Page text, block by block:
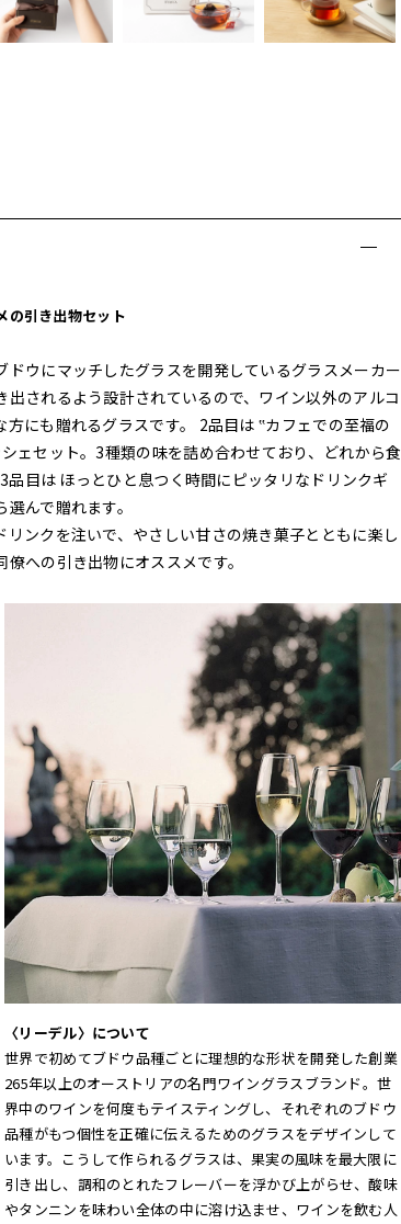
の引き出物セット
ウにマッチしたグラスを開発しているグラスメーカー
されるよう設計されているので、ワイン以外のアルコ
にも贈れるグラスです。 2品目は ‟カフェでの至福の
ェセット。3種類の味を詰め合わせており、どれから食
目は ほっとひと息つく時間にピッタリなドリンクギ
んで贈れます。
ンクを注いで、やさしい甘さの焼き菓子とともに楽し
への引き出物にオススメです。
〈リーデル〉について
世界で初めてブドウ品種ごとに理想的な形状を開発した創業
265年以上のオーストリアの名門ワイングラスブランド。世
界中のワインを何度もテイスティングし、それぞれのブドウ
品種がもつ個性を正確に伝えるためのグラスをデザインして
います。こうして作られるグラスは、果実の風味を最大限に
引き出し、調和のとれたフレーバーを浮かび上がらせ、酸味
やタンニンを味わい全体の中に溶け込ませ、ワインを飲む人